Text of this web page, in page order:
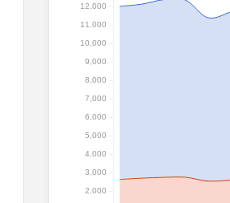
2,000
3,000
4,000
5,000
6,000
7,000
8,000
9,000
10,000
11,000
12,000